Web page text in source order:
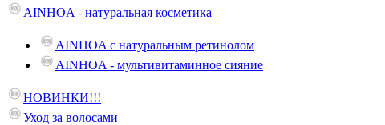
AINHOA - натуральная косметика
AINHOA с натуральным ретинолом
AINHOA - мультивитаминное сияние
НОВИНКИ!!!
Уход за волосами